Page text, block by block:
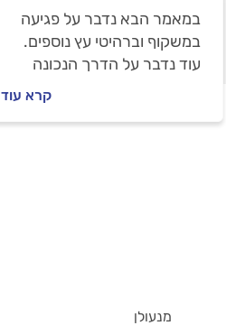
במאמר הבא נדבר על פגיעה
במשקוף וברהיטי עץ נוספים.
עוד נדבר על הדרך הנכונה
לקרוא לאיש מקצוע מיומן
קרא עוד
מנעולן